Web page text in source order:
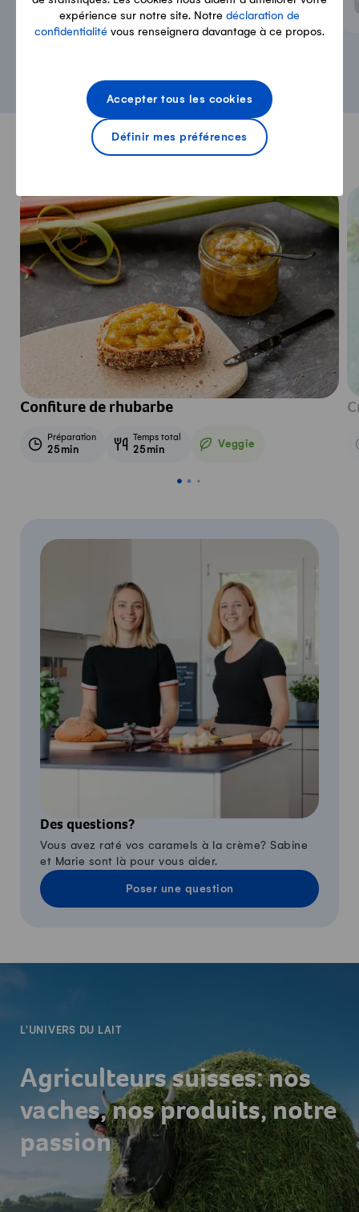
expérience sur notre site. Notre déclaration de
confidentialité vous renseignera davantage à ce propos.
Définir mes préférences
Accepter tous les cookies
Confiture de rhubarbe
Préparation
25min
Temps total
25min Veggie
Veggie
Des questions?
Vous avez raté vos caramels à la crème? Sabine
et Marie sont là pour vous aider.
Poser une question
L'UNIVERS DU LAIT
Agriculteurs suisses: nos
vaches, nos produits, notre
passion